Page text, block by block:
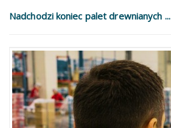
Nadchodzi koniec palet drewnianych ...